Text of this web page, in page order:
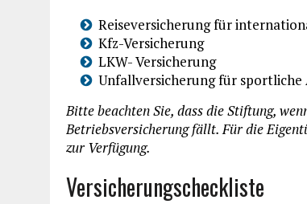
Reiseversicherung für
Kfz-Versicherung
LKW- Versicherung
Unfallversicherung für
Bitte beachten Sie, dass die Stiftung,
Betriebsversicherung fällt. Für die
zur Verfügung.
Versicherungscheckliste